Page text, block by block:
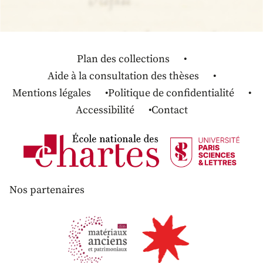
Plan des collections
Aide à la consultation des thèses
Mentions légales
Politique de confidentialité
Accessibilité
Contact
Nos partenaires